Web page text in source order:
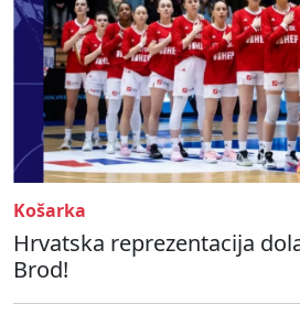
Košarka
Hrvatska reprezentacija
Brod!